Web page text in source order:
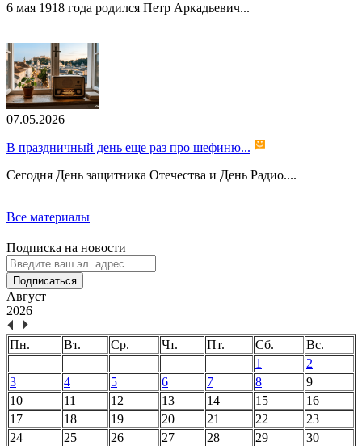
6 мая 1918 года родился Петр Аркадьевич...
07.05.2026
В праздничный день еще раз про шефиню...
Сегодня День защитника Отечества и День Радио....
Все материалы
Подписка на новости
Подписаться
Август
2026
Пн. Вт. Ср. Чт. Пт. Сб.
Вс.
1
2
3
4 5 6 7 8
9
10
11 12 13 14 15
16
17
18 19 20 21 22
23
24
25 26 27 28 29
30